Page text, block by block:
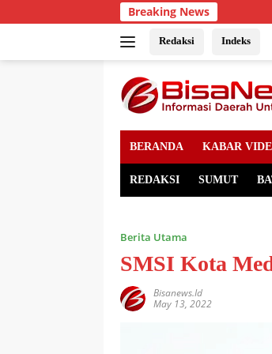
to
Breaking News
Redaksi Indeks
BERANDA KABAR
REDAKSI SUMUT
Berita Utama
SMSI Kota
Bisanews.id
May 13, 2022